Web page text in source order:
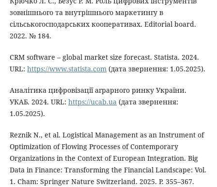
зовнішнього та внутрішнього маркетингу в
сільськогосподарських кооперативах. Editorial board.
2022. № 184.
CRM software – global market size forecast. Statista. 2024.
URL: https://www.statista.com(дата звернення: 1.05.2025).
Аналітика цифровізації аграрного ринку України.
УКАБ. 2024. URL: https://ucab.ua(дата звернення:
1.05.2025).
Reznik N., et al. Logistical Management as an Instrument of
Optimization of Flowing Processes of Contemporary
Organizations in the Context of European Integration. Big
Data in Finance: Transforming the Financial Landscape: Vol.
1. Cham: Springer Nature Switzerland. 2025. Р. 355–367.